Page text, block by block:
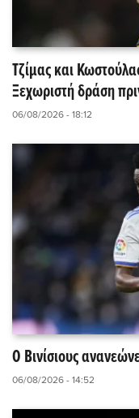
Τζίμας και
Ξεχωριστή δράση
06/08/2026 - 18:12
Ο Βινίσιους
06/08/2026 - 14:52